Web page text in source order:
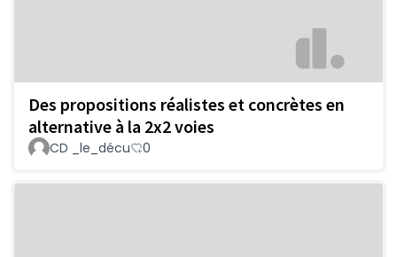
Des propositions réalistes et concrètes en
alternative à la 2x2 voies
CD _le_décu 0